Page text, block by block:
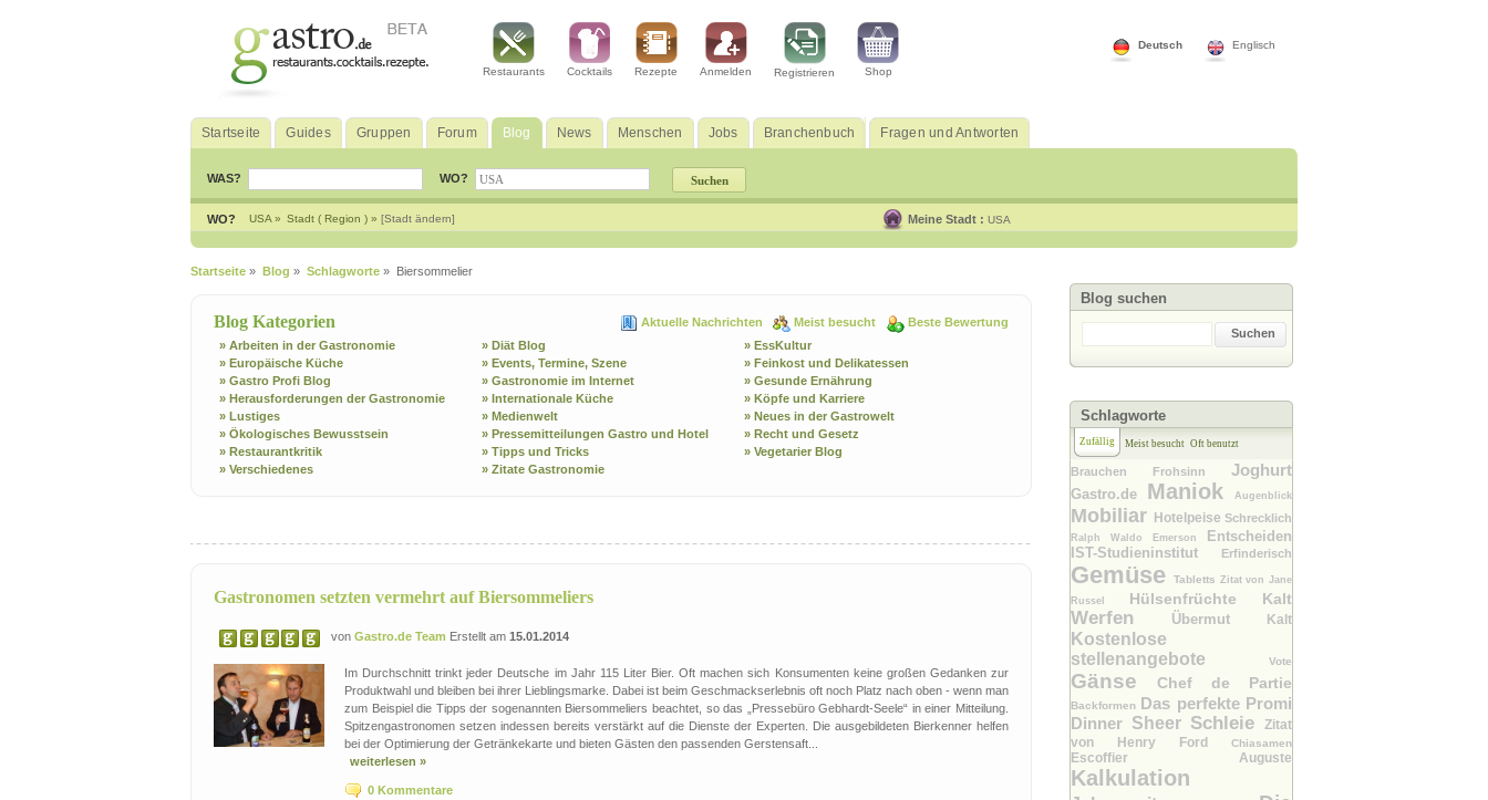
Englisch
Deutsch
Restaurants Cocktails Rezepte Anmelden Registrieren Shop
Startseite Guides Gruppen Forum Blog News Menschen Jobs Branchenbuch Fragen und Antworten
WAS? WO?
WO? USA » Stadt ( Region ) » [Stadt ändern] Meine Stadt : USA
Startseite » Blog » Schlagworte » Biersommelier
Aktuelle Nachrichten Meist besucht Beste Bewertung
Blog Kategorien
» Arbeiten in der Gastronomie » Diät Blog
» EssKultur
» Europäische Küche
» Events, Termine, Szene
» Feinkost und Delikatessen
» Gastro Profi Blog
» Gastronomie im Internet
» Gesunde Ernährung
» Herausforderungen der Gastronomie
» Internationale Küche
» Köpfe und Karriere
» Lustiges
» Medienwelt
» Neues in der Gastrowelt
» Ökologisches Bewusstsein
» Pressemitteilungen Gastro und Hotel
» Recht und Gesetz
» Restaurantkritik
» Tipps und Tricks
» Vegetarier Blog
» Verschiedenes
» Zitate Gastronomie
Gastronomen setzten vermehrt auf Biersommeliers
von Gastro.de Team Erstellt am 15.01.2014
Im Durchschnitt trinkt jeder Deutsche im Jahr 115 Liter Bier. Oft machen sich Konsumenten keine großen Gedanken zur
Produktwahl und bleiben bei ihrer Lieblingsmarke. Dabei ist beim Geschmackserlebnis oft noch Platz nach oben - wenn man
zum Beispiel die Tipps der sogenannten Biersommeliers beachtet, so das „Pressebüro Gebhardt-Seele“ in einer Mitteilung.
Spitzengastronomen setzen indessen bereits verstärkt auf die Dienste der Experten. Die ausgebildeten Bierkenner helfen
bei der Optimierung der Getränkekarte und bieten Gästen den passenden Gerstensaft...
weiterlesen »
0 Kommentare
Blog suchen
Suchen
Schlagworte
Zufällig Meist besucht Oft benutzt
Brauchen Frohsinn Joghurt
Gastro.de Maniok Augenblick
Mobiliar Hotelpeise Schrecklich
Ralph Waldo Emerson
Entscheiden
IST-Studieninstitut
Erfinderisch
Gemüse Tabletts Zitat von Jane
Russel Hülsenfrüchte Kalt
Werfen Übermut Kalt
Kostenlose
stellenangebote
Vote
Gänse Chef de Partie
Backformen Das perfekte Promi
Dinner Sheer Schleie
Zitat
von Henry Ford
Chiasamen
Escoffier Auguste
Kalkulation